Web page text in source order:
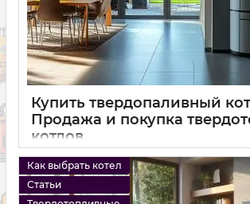
Купить твердопаливный
Продажа и покупка
котлов
16 10 2024 0
Как выбрать котел
Статьи